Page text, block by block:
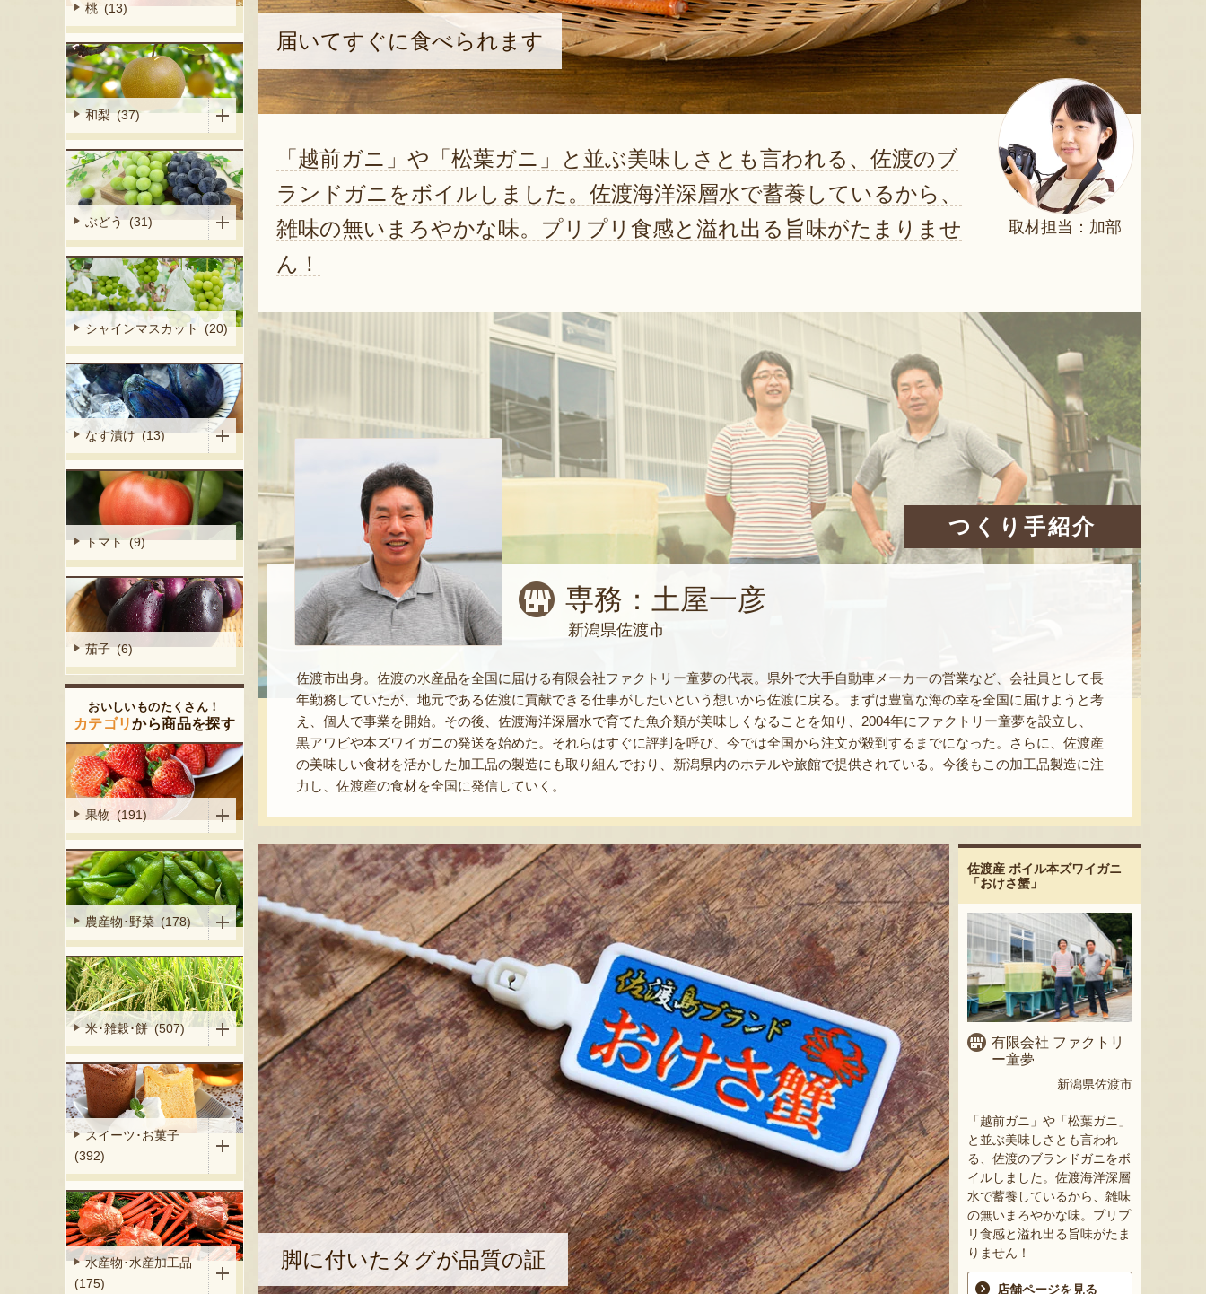
届いてすぐに食べられます
取材担当：加部
「越前ガニ」や「松葉ガニ」と並ぶ美味しさとも言われる、佐渡のブ
ランドガニをボイルしました。佐渡海洋深層水で蓄養しているから、
雑味の無いまろやかな味。プリプリ食感と溢れ出る旨味がたまりませ
ん！
つくり手紹介
専務：土屋一彦
新潟県佐渡市
佐渡市出身。佐渡の水産品を全国に届ける有限会社ファクトリー童夢の代表。県外で大手自動車メーカーの営業など、会社員として長
年勤務していたが、地元である佐渡に貢献できる仕事がしたいという想いから佐渡に戻る。まずは豊富な海の幸を全国に届けようと考
え、個人で事業を開始。その後、佐渡海洋深層水で育てた魚介類が美味しくなることを知り、2004年にファクトリー童夢を設立し、
黒アワビや本ズワイガニの発送を始めた。それらはすぐに評判を呼び、今では全国から注文が殺到するまでになった。さらに、佐渡産
の美味しい食材を活かした加工品の製造にも取り組んでおり、新潟県内のホテルや旅館で提供されている。今後もこの加工品製造に注
力し、佐渡産の食材を全国に発信していく。
脚に付いたタグが品質の証
佐渡産 ボイル本ズワイガニ
「おけさ蟹」
有限会社 ファクトリ
ー童夢
新潟県佐渡市
「越前ガニ」や「松葉ガニ」
と並ぶ美味しさとも言われ
る、佐渡のブランドガニをボ
イルしました。佐渡海洋深層
水で蓄養しているから、雑味
の無いまろやかな味。プリプ
リ食感と溢れ出る旨味がたま
りません！
店舗ページを見る
桃 (13)
和梨 (37)
ぶどう (31)
シャインマスカット (20)
なす漬け (13)
トマト (9)
茄子 (6)
おいしいものたくさん！
カテゴリから商品を探す
果物 (191)
農産物･野菜 (178)
米･雑穀･餅 (507)
スイーツ･お菓子
(392)
水産物･水産加工品
(175)